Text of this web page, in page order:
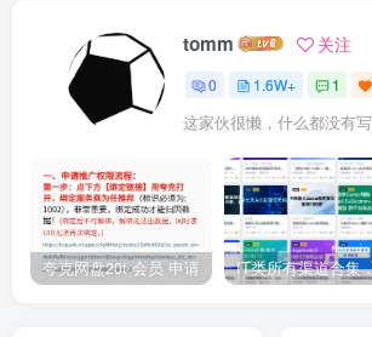
tomm 关注
0 1.6W+ 1
这家伙很懒，什么都没有
夸克网盘20t 会员 申请 IT类所有渠道合